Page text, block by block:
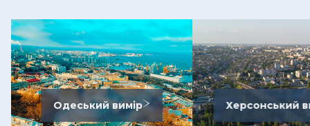
Одеський вимір Херсонський